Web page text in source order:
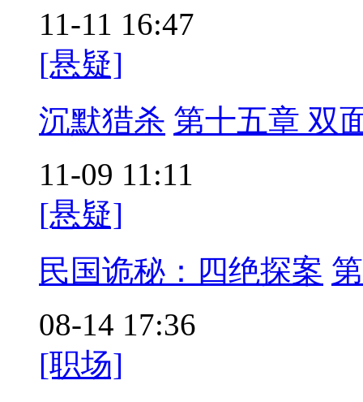
11-11 16:47
[悬疑]
沉默猎杀 第十五章 双
11-09 11:11
[悬疑]
民国诡秘：四绝探案
08-14 17:36
[职场]